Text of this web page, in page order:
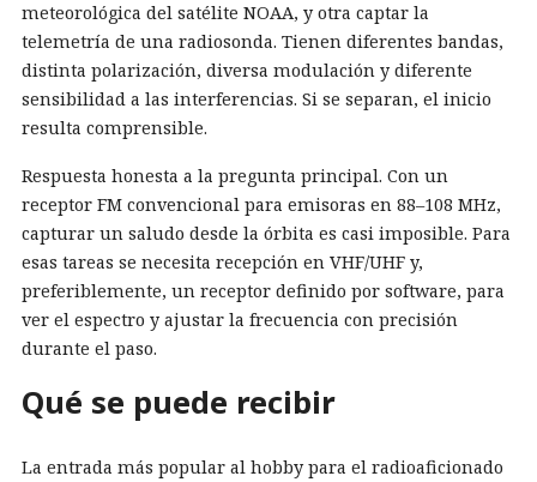
meteorológica del satélite NOAA, y otra captar la
telemetría de una radiosonda. Tienen diferentes bandas,
distinta polarización, diversa modulación y diferente
sensibilidad a las interferencias. Si se separan, el inicio
resulta comprensible.
Respuesta honesta a la pregunta principal. Con un
receptor FM convencional para emisoras en 88–108 MHz,
capturar un saludo desde la órbita es casi imposible. Para
esas tareas se necesita recepción en VHF/UHF y,
preferiblemente, un receptor definido por software, para
ver el espectro y ajustar la frecuencia con precisión
durante el paso.
Qué se puede recibir
La entrada más popular al hobby para el radioaficionado